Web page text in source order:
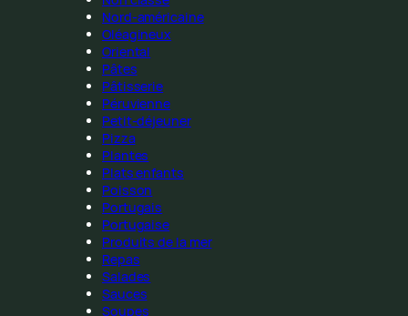
Nord-américaine
Oléagineux
Oriental
Pâtes
Pâtisserie
Péruvienne
Petit-déjeuner
Pizza
Plantes
Plats enfants
Poisson
Portugais
Portugaise
Produits de la mer
Repas
Salades
Sauces
Soupes